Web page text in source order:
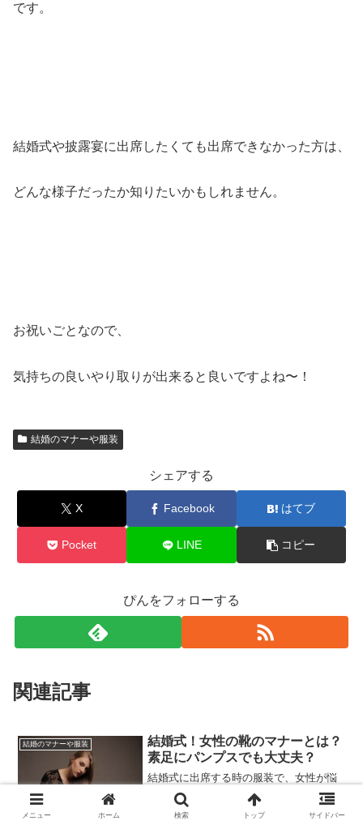
です。
結婚式や披露宴に出席したくても出席できなかった方は、
どんな様子だったか知りたいかもしれません。
お祝いごとなので、
気持ちの良いやり取りが出来ると良いですよね〜！
結婚のマナーや服装
シェアする
X Facebook はてブ
Pocket LINE コピー
ぴんをフォローする
関連記事
結婚のマナーや服装
結婚式！女性の靴のマナーとは？
素足にパンプスでも大丈夫？
結婚式に出席する時の服装で、女性が悩
むことの一つが、素足はOKか？NGか？
若い女性だと素足で出席する人も、けっ
こう見かけます。ですが、年配の人によ
メニュー ホーム 検索 トップ サイドバー